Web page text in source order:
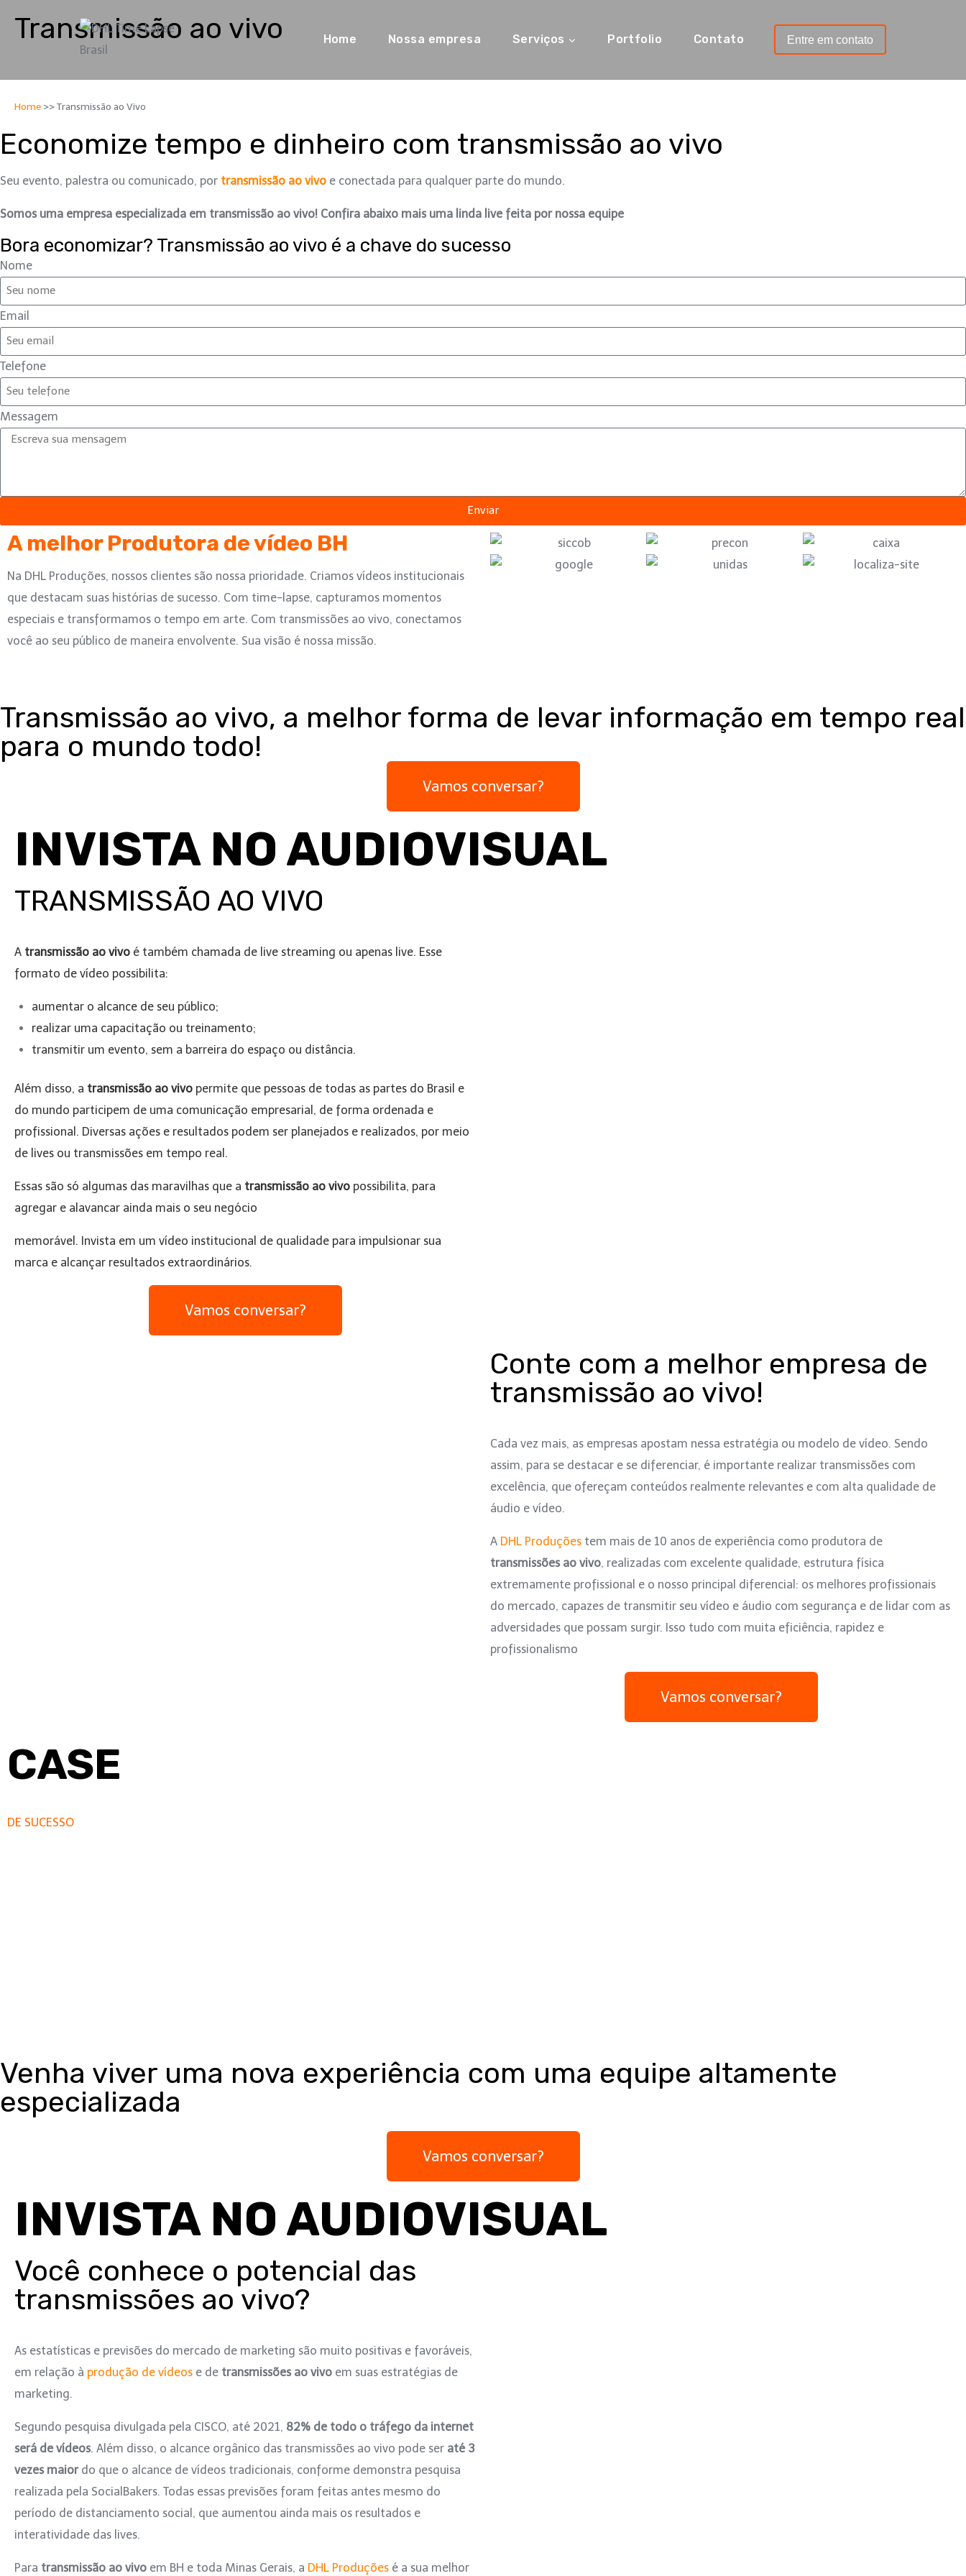
Home Nossa empresa Serviços Portfolio Contato Entre em contato
Transmissão ao vivo
Home >>Transmissão ao Vivo
Economize tempo e dinheiro com transmissão ao vivo
Seu evento, palestra ou comunicado, por transmissão ao vivo e conectada para qualquer parte do mundo.
Somos uma empresa especializada em transmissão ao vivo! Confira abaixo mais uma linda live feita por nossa equipe
Bora economizar? Transmissão ao vivo é a chave do sucesso
Nome
Email
Telefone
Messagem
Enviar
A melhor Produtora de vídeo BH
Na DHL Produções, nossos clientes são nossa prioridade. Criamos vídeos institucionais
que destacam suas histórias de sucesso. Com time-lapse, capturamos momentos
especiais e transformamos o tempo em arte. Com transmissões ao vivo, conectamos
você ao seu público de maneira envolvente. Sua visão é nossa missão.
Transmissão ao vivo, a melhor forma de levar informação em tempo real
para o mundo todo!
Vamos conversar?
INVISTA NO AUDIOVISUAL
TRANSMISSÃO AO VIVO
A transmissão ao vivo é também chamada de live streaming ou apenas live. Esse
formato de vídeo possibilita:
aumentar o alcance de seu público;
realizar uma capacitação ou treinamento;
transmitir um evento, sem a barreira do espaço ou distância.
Além disso, a transmissão ao vivo permite que pessoas de todas as partes do Brasil e
do mundo participem de uma comunicação empresarial, de forma ordenada e
profissional. Diversas ações e resultados podem ser planejados e realizados, por meio
de lives ou transmissões em tempo real.
Essas são só algumas das maravilhas que a transmissão ao vivo possibilita, para
agregar e alavancar ainda mais o seu negócio
memorável. Invista em um vídeo institucional de qualidade para impulsionar sua
marca e alcançar resultados extraordinários.
Vamos conversar?
Conte com a melhor empresa de
transmissão ao vivo!
Cada vez mais, as empresas apostam nessa estratégia ou modelo de vídeo. Sendo
assim, para se destacar e se diferenciar, é importante realizar transmissões com
excelência, que ofereçam conteúdos realmente relevantes e com alta qualidade de
áudio e vídeo.
A DHL Produções tem mais de 10 anos de experiência como produtora de
transmissões ao vivo, realizadas com excelente qualidade, estrutura física
extremamente profissional e o nosso principal diferencial: os melhores profissionais
do mercado, capazes de transmitir seu vídeo e áudio com segurança e de lidar com as
adversidades que possam surgir. Isso tudo com muita eficiência, rapidez e
profissionalismo
Vamos conversar?
CASE
DE SUCESSO
Venha viver uma nova experiência com uma equipe altamente
especializada
Vamos conversar?
INVISTA NO AUDIOVISUAL
Você conhece o potencial das
transmissões ao vivo?
As estatísticas e previsões do mercado de marketing são muito positivas e favoráveis,
em relação à produção de vídeos e de transmissões ao vivo em suas estratégias de
marketing.
Segundo pesquisa divulgada pela CISCO, até 2021, 82% de todo o tráfego da internet
será de vídeos. Além disso, o alcance orgânico das transmissões ao vivo pode ser até 3
vezes maiordo que o alcance de vídeos tradicionais, conforme demonstra pesquisa
realizada pela SocialBakers. Todas essas previsões foram feitas antes mesmo do
período de distanciamento social, que aumentou ainda mais os resultados e
interatividade das lives.
Para transmissão ao vivo em BH e toda Minas Gerais, a DHL Produções é a sua melhor